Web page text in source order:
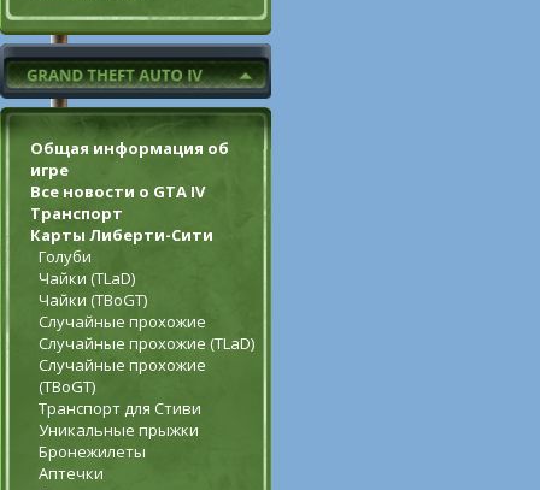
Общая информация об
игре
Все новости о GTA IV
Транспорт
Карты Либерти-Сити
Голуби
Чайки (TLaD)
Чайки (TBoGT)
Случайные прохожие
Случайные прохожие (TLaD)
Случайные прохожие
(TBoGT)
Транспорт для Стиви
Уникальные прыжки
Бронежилеты
Аптечки